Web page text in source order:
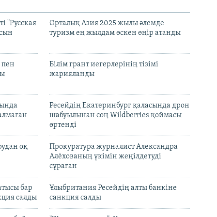
"Русская
Орталық Азия 2025 жылы әлемде
туризм ең жылдам өскен өңір атанды
Білім грант иегерлерінің тізімі
жарияланды
Ресейдің Екатеринбург қаласында дрон
шабуылынан соң Wildberries қоймасы
өртенді
оқ
Прокуратура журналист Александра
Алёхованың үкімін жеңілдетуді
сұраған
бар
салды
Ұлыбритания Ресейдің алты банкіне
санкция салды